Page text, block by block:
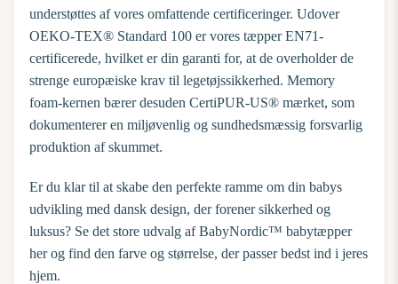
understøttes af vores omfattende certificeringer. Udover
OEKO-TEX® Standard 100 er vores tæpper EN71-
certificerede, hvilket er din garanti for, at de overholder de
strenge europæiske krav til legetøjssikkerhed. Memory
foam-kernen bærer desuden CertiPUR-US® mærket, som
dokumenterer en miljøvenlig og sundhedsmæssig forsvarlig
produktion af skummet.
Er du klar til at skabe den perfekte ramme om din babys
udvikling med dansk design, der forener sikkerhed og
luksus? Se det store udvalg af BabyNordic™ babytæpper
herog find den farve og størrelse, der passer bedst ind i jeres
hjem.